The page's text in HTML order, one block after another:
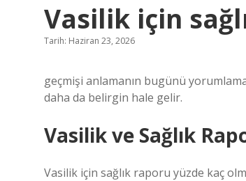
Vasilik için
Tarih: Haziran 23, 2026
geçmişi anlamanın bugünü
daha da belirgin hale gelir.
Vasilik ve Sağlık
Vasilik için sağlık raporu yüzde kaç